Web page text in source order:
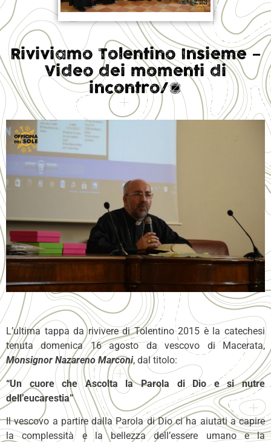
Riviviamo Tolentino Insieme –
Video dei momenti di
incontro/4
L’ultima tappa da rivivere di Tolentino 2015 è la catechesi
tenuta domenica 16 agosto da vescovo di Macerata,
Monsignor Nazareno Marconi, dal titolo:
“Un cuore che Ascolta la Parola di Dio e si nutre
dell’eucarestia”
Il vescovo a partire dalla Parola di Dio ci ha aiutati a capire
la complessità e la bellezza dell’essere umano e la